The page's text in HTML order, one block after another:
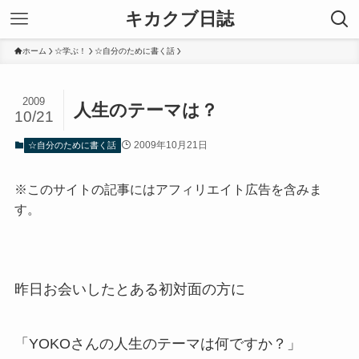
キカクブ日誌
ホーム ☆学ぶ！ ☆自分のために書く話
人生のテーマは？
2009
10/21
☆自分のために書く話 2009年10月21日
※このサイトの記事にはアフィリエイト広告を含みま
す。
昨日お会いしたとある初対面の方に
「YOKOさんの人生のテーマは何ですか？」